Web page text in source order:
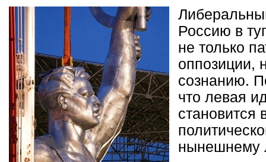
Россию в
не только
оппозиции,
сознанию.
что левая
становится
нынешнему